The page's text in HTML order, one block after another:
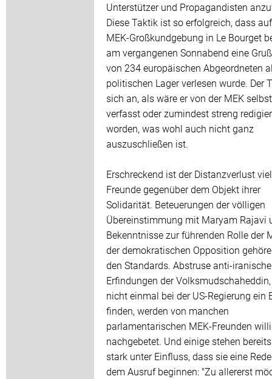
Unterstützer und Propagandisten
Diese Taktik ist so erfolgreich, dass
MEK-Großkundgebung in Le Bourget
am vergangenen Sonnabend eine
von 234 europäischen Abgeordneten
politischen Lager verlesen wurde. Der
sich an, als wäre er von der MEK selbst
verfasst oder zumindest streng
worden, was wohl auch nicht ganz
auszuschließen ist.
Erschreckend ist der Distanzverlust
Freunde gegenüber dem Objekt ihrer
Solidarität. Beteuerungen der völligen
Übereinstimmung mit Maryam Rajavi
Bekenntnisse zur führenden Rolle der
der demokratischen Opposition
den Standards. Abstruse anti-iranische
Erfindungen der
nicht einmal bei der US-Regierung ein
finden, werden von manchen
parlamentarischen MEK-Freunden
nachgebetet. Und einige stehen
stark unter Einfluss, dass sie eine
dem Ausruf beginnen: "Zu allererst